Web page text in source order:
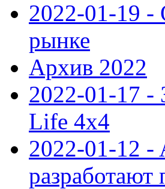
2022-01-19 -
рынке
Архив 2022
2022-01-17 -
Life 4x4
2022-01-12 -